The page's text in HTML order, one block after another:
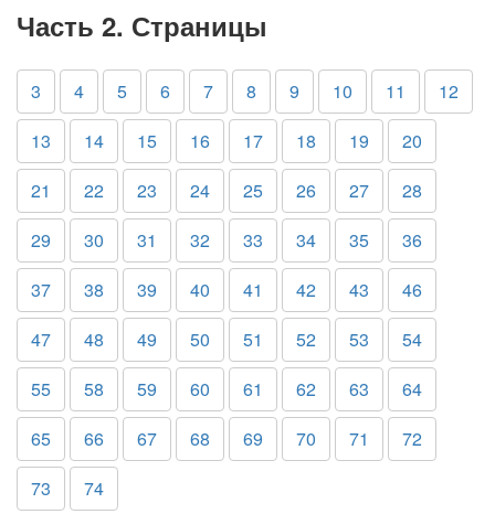
Часть 2. Страницы
3 4 5 6 7 8 9 10 11
12
13
14 15 16 17 18 19
20
21
22 23 24 25 26 27
28
29
30 31 32 33 34 35
36
37
38 39 40 41 42 43
46
47
48 49 50 51 52 53
54
55
58 59 60 61 62 63
64
65
66 67 68 69 70 71
72
73
74